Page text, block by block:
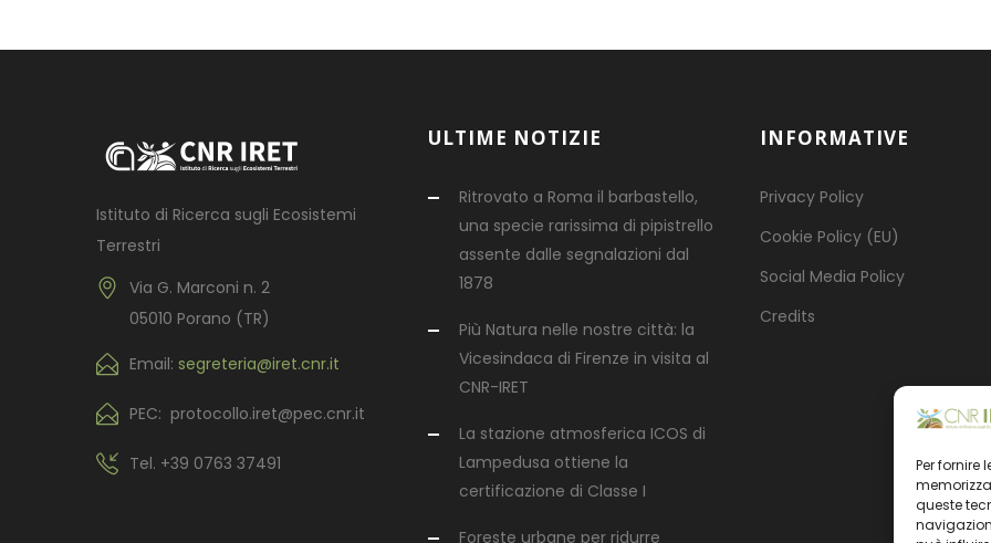
Per fornire
queste
Istituto di Ricerca sugli Ecosistemi
Terrestri
Via G. Marconi n. 2
05010 Porano (TR)
Email: segreteria@iret.cnr.it
PEC: protocollo.iret@pec.cnr.it
Tel. +39 0763 37491
ULTIME NOTIZIE
Ritrovato a Roma il barbastello,
una specie rarissima di pipistrello
assente dalle segnalazioni dal
1878
Più Natura nelle nostre città: la
Vicesindaca di Firenze in visita al
CNR-IRET
La stazione atmosferica ICOS di
Lampedusa ottiene la
certificazione di Classe I
Foreste urbane per ridurre
INFORMATIVE
Privacy Policy
Cookie Policy (EU)
Social Media Policy
Credits